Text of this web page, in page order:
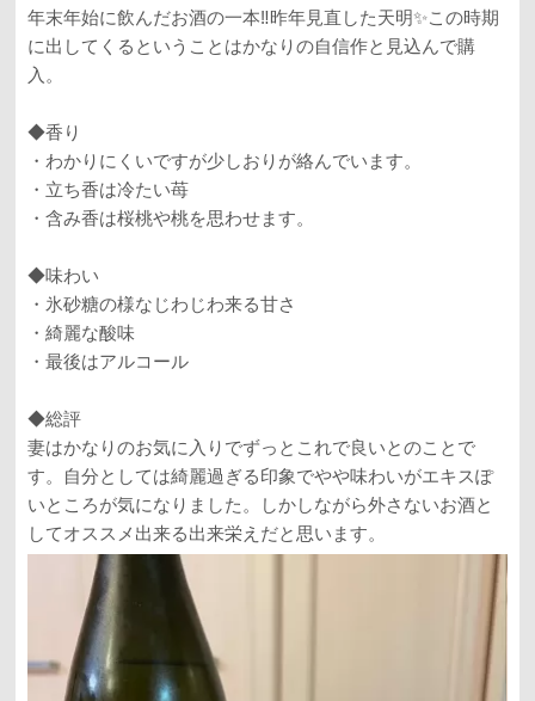
年末年始に飲んだお酒の一本‼️昨年見直した天明✨この時期
に出してくるということはかなりの自信作と見込んで購
入。
◆香り
・わかりにくいですが少しおりが絡んでいます。
・立ち香は冷たい苺
・含み香は桜桃や桃を思わせます。
◆味わい
・氷砂糖の様なじわじわ来る甘さ
・綺麗な酸味
・最後はアルコール
◆総評
妻はかなりのお気に入りでずっとこれで良いとのことで
す。自分としては綺麗過ぎる印象でやや味わいがエキスぽ
いところが気になりました。しかしながら外さないお酒と
してオススメ出来る出来栄えだと思います。